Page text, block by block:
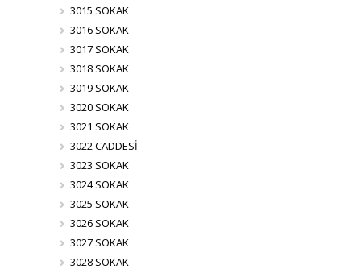
3015 SOKAK
3016 SOKAK
3017 SOKAK
3018 SOKAK
3019 SOKAK
3020 SOKAK
3021 SOKAK
3022 CADDESİ
3023 SOKAK
3024 SOKAK
3025 SOKAK
3026 SOKAK
3027 SOKAK
3028 SOKAK